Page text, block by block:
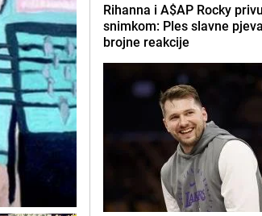
Rihanna i A$AP Rocky
snimkom: Ples slavne
brojne reakcije